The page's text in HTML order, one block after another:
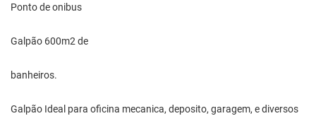
Ponto de onibus
Galpão 600m2 de
banheiros.
Galpão Ideal para oficina mecanica, deposito, garagem, e diversos